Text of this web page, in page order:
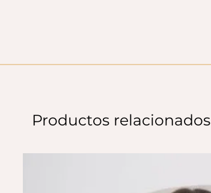
Productos relacionados